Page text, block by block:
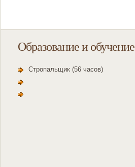
Образование и обучение
Стропальщик (56 часов)